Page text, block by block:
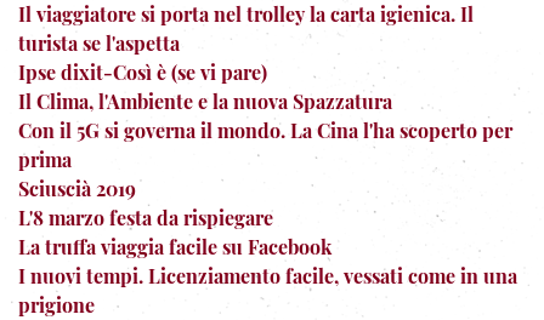
Il viaggiatore si porta nel trolley la carta igienica. Il
turista se l'aspetta
Ipse dixit-Così è (se vi pare)
Il Clima, l'Ambiente e la nuova Spazzatura
Con il 5G si governa il mondo. La Cina l'ha scoperto per
prima
Sciuscià 2019
L'8 marzo festa da rispiegare
La truffa viaggia facile su Facebook
I nuovi tempi. Licenziamento facile, vessati come in una
prigione